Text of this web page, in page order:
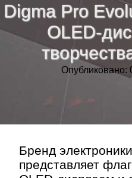
Digma Pro
OLED-
Опубликовано:
Бренд
представляет
Тренды новостей»
Рубрики»
Контакт»